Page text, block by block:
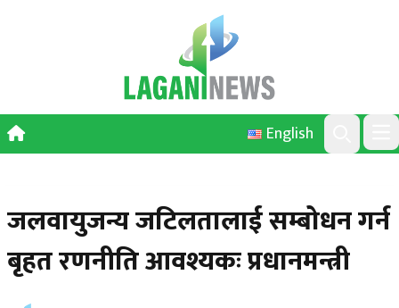
English
Search
जलवायुजन्य जटिलतालाई सम्बोधन गर्न
बृहत रणनीति आवश्यकः प्रधानमन्त्री